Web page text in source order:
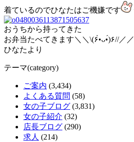
着ているのでひなたはご機嫌です
おうちから持ってきた
お弁当たべてきます＼＼\(۶•̀ᴗ•́)۶//／／
ひなたより
テーマ(category)
ご案内 (3,434)
よくある質問 (58)
女の子ブログ (3,831)
女の子紹介 (32)
店長ブログ (290)
求人 (214)